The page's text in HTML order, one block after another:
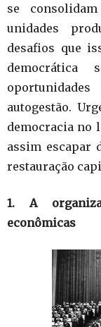
se
unidades
desafios que
democrática
autogestão.
democracia no
assim escapar
restauração
1. A
econômicas